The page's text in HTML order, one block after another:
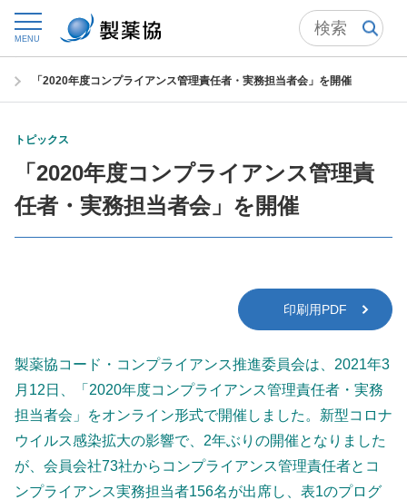
MENU
トップ ニュースルーム 製薬協ニューズレター
「2020年度コンプライアンス管理責任者・実務担当者会」を開催
トピックス
「2020年度コンプライアンス管理責
任者・実務担当者会」を開催
印刷用PDF
製薬協コード・コンプライアンス推進委員会は、2021年3
月12日、「2020年度コンプライアンス管理責任者・実務
担当者会」をオンライン形式で開催しました。新型コロナ
ウイルス感染拡大の影響で、2年ぶりの開催となりました
が、会員会社73社からコンプライアンス管理責任者とコ
ンプライアンス実務担当者156名が出席し、表1のプログ